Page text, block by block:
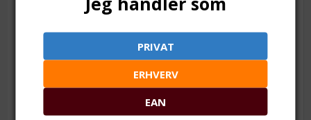
Dråbe. Facetteret i
DKK
Fra 10
1,80DKK
Dråbe. Facetteret i
Fra 1
Fra 10
1,75DKK
PRIVAT
ERHVERV
EAN